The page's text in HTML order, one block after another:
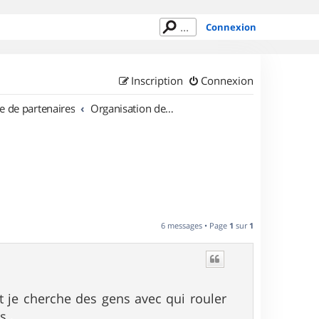
Connexion
Connexion
Inscription
de partenaires Organisation de sorties en région Corse
6 messages • Page 1 sur 1
je cherche des gens avec qui rouler